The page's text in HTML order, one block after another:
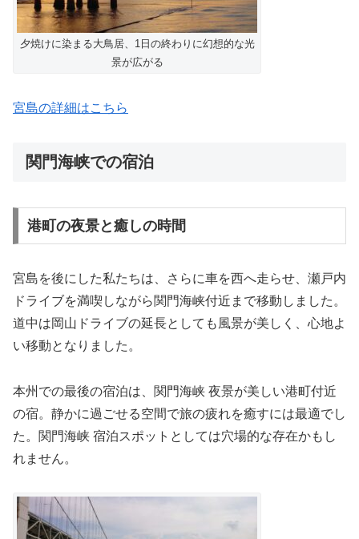
夕焼けに染まる大鳥居、1日の終わりに幻想的な光
景が広がる
宮島の詳細はこちら
関門海峡での宿泊
港町の夜景と癒しの時間
宮島を後にした私たちは、さらに車を西へ走らせ、瀬戸内
ドライブを満喫しながら関門海峡付近まで移動しました。
道中は岡山ドライブの延長としても風景が美しく、心地よ
い移動となりました。
本州での最後の宿泊は、関門海峡 夜景が美しい港町付近
の宿。静かに過ごせる空間で旅の疲れを癒すには最適でし
た。関門海峡 宿泊スポットとしては穴場的な存在かもし
れません。